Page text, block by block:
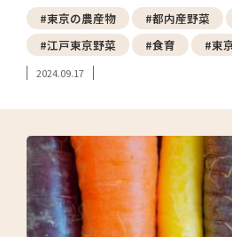
#東京の農産物 #都内産野菜
#江戸東京野菜
#食育 #東
2024.09.17